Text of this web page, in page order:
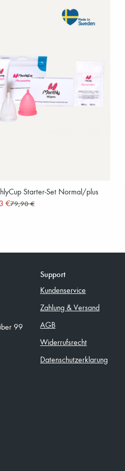
Starter-Set Normal/plus
€79,90 €
99
Support
Kundenservice
Zahlung & Versand
AGB
Widerrufsrecht
Datenschutzerklarung